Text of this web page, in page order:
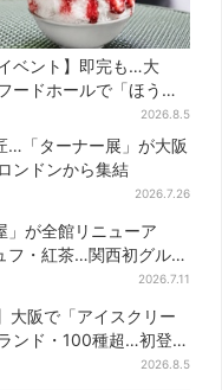
イベント】即完も…大
ードホールで「ほうせ
」の“限定かき氷”が復
夜限りの盆踊りも
2026.8.5
…「ターナー展」が大阪
ンドンから集結
2026.7.26
」が全館リニューア
フ・紅茶…関西初グルメ
2026.7.11
大阪で「アイスクリー
ンド・100種超…初登場
2026.8.5